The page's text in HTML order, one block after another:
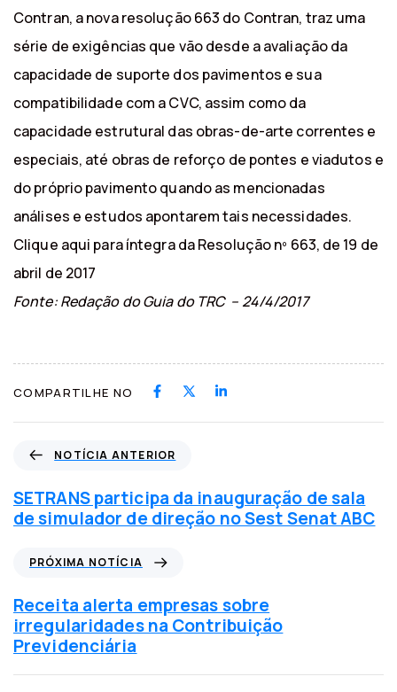
Contran, a nova resolução 663 do Contran, traz uma
série de exigências que vão desde a avaliação da
capacidade de suporte dos pavimentos e sua
compatibilidade com a CVC, assim como da
capacidade estrutural das obras-de-arte correntes e
especiais, até obras de reforço de pontes e viadutos e
do próprio pavimento quando as mencionadas
análises e estudos apontarem tais necessidades.
Clique aqui para íntegra da Resolução nº 663, de 19 de
abril de 2017
Fonte: Redação do Guia do TRC – 24/4/2017
COMPARTILHE NO
t
í
c
n
t
e
r
NOTÍCIA ANTERIOR
SETRANS participa da inauguração de sala
de simulador de direção no Sest Senat ABC
ó
x
i
m
a
PRÓXIMA NOTÍCIA
Receita alerta empresas sobre
irregularidades na Contribuição
Previdenciária